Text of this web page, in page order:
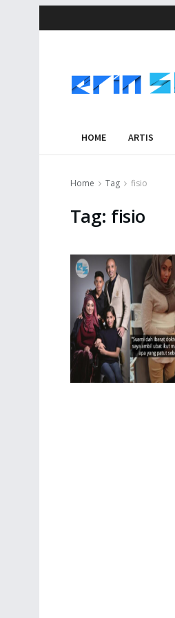
HOME ARTIS
Home Tag fisio
Tag: fisio